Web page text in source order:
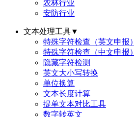
农林行业
安防行业
文本处理工具▼
特殊字符检查（英文申报）
特殊字符检查（中文申报）
隐藏字符检测
英文大小写转换
单位换算
文本长度计算
提单文本对比工具
数字转英文